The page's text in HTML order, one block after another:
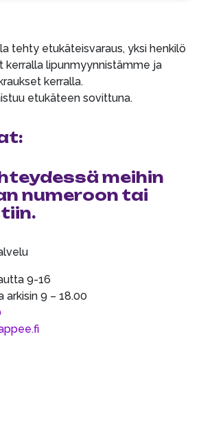
tehty etukäteisvaraus, yksi henkilö
kerralla lipunmyynnistämme ja
kerralla.
etukäteen sovittuna.
meihin
numeroon tai
9-16
9 – 18.00